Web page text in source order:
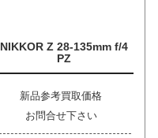
NIKKOR Z 28-135mm f/4
PZ
新品参考買取価格
お問合せ下さい